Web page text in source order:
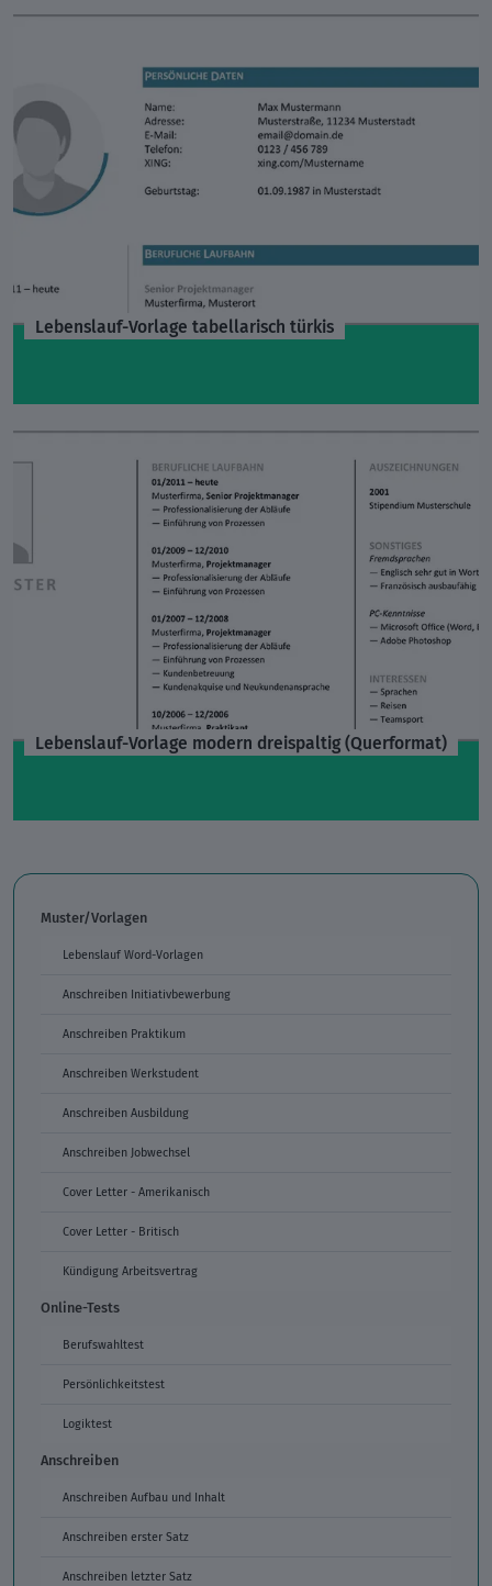
Lebenslauf-Vorlage tabellarisch türkis
Lebenslauf-Vorlage modern dreispaltig (Querformat)
Muster/Vorlagen
Lebenslauf Word-Vorlagen
Anschreiben Initiativbewerbung
Anschreiben Praktikum
Anschreiben Werkstudent
Anschreiben Ausbildung
Anschreiben Jobwechsel
Cover Letter - Amerikanisch
Cover Letter - Britisch
Kündigung Arbeitsvertrag
Online-Tests
Berufswahltest
Persönlichkeitstest
Logiktest
Anschreiben
Anschreiben Aufbau und Inhalt
Anschreiben erster Satz
Anschreiben letzter Satz